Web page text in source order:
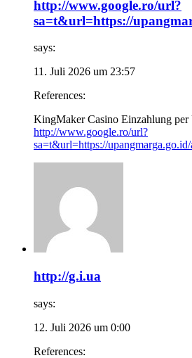
http://www.google.ro/url?
sa=t&url=https://
says:
11. Juli 2026 um 23:57
References:
KingMaker Casino Einzahlung per
http://www.google.ro/url?
sa=t&url=https://
http://g.i.ua
says:
12. Juli 2026 um 0:00
References: